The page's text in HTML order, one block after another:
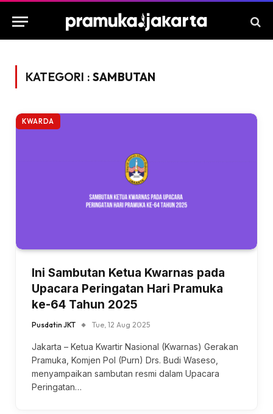
KATEGORI :SAMBUTAN
KWARDA
Ini Sambutan Ketua Kwarnas pada
Upacara Peringatan Hari Pramuka
ke-64 Tahun 2025
Pusdatin JKT Tue, 12 Aug 2025
Jakarta – Ketua Kwartir Nasional (Kwarnas) Gerakan
Pramuka, Komjen Pol (Purn) Drs. Budi Waseso,
menyampaikan sambutan resmi dalam Upacara
Peringatan…